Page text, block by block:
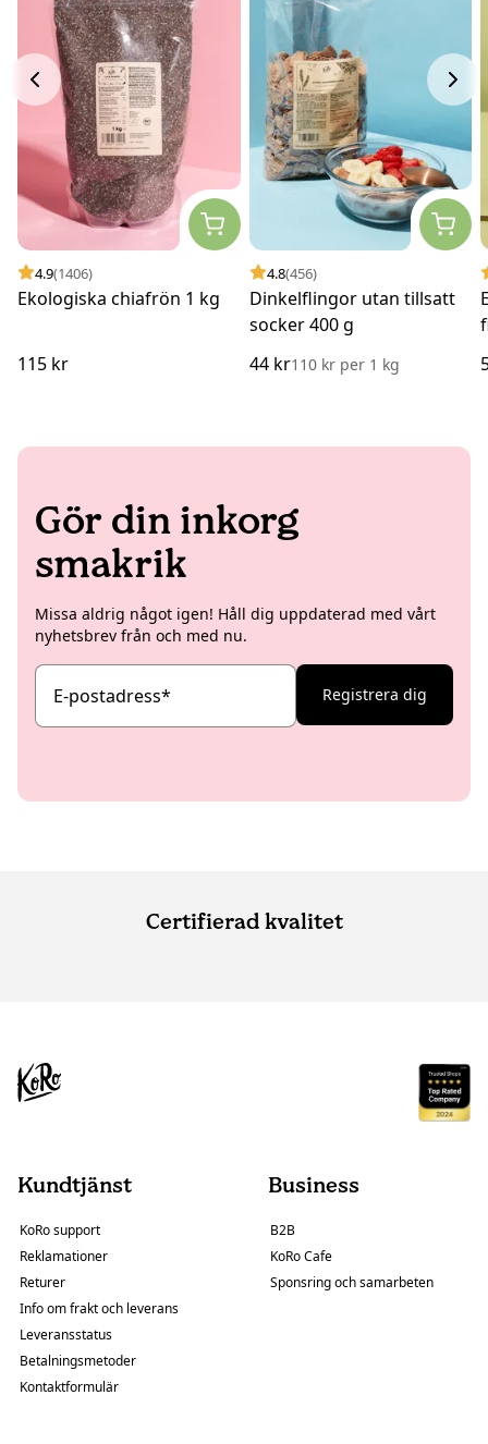
4.9(1406)
Ekologiska chiafrön 1 kg
115 kr
4.8(456)
Dinkelflingor utan tillsatt
socker 400 g
44 kr110 kr per1 kg
Gör din inkorg
smakrik
Missa aldrig något igen! Håll dig uppdaterad med vårt
nyhetsbrev från och med nu.
E-postadress* Registrera dig
Certifierad kvalitet
Kundtjänst
KoRo support
Reklamationer
Returer
Info om frakt och leverans
Leveransstatus
Betalningsmetoder
Kontaktformulär
Business
B2B
KoRo Cafe
Sponsring och samarbeten